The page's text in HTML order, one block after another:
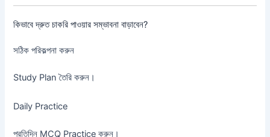
কিভাবে দ্রুত চাকরি পাওয়ার সম্ভাবনা বাড়াবেন?
সঠিক পরিকল্পনা করুন
Study Plan তৈরি করুন।
Daily Practice
প্রতিদিন MCQ Practice করুন।